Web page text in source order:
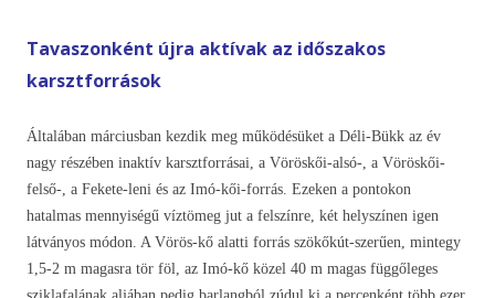
Tavaszonként újra aktívak az időszakos
karsztforrások
Általában márciusban kezdik meg működésüket a Déli-Bükk az év
nagy részében inaktív karsztforrásai, a Vöröskői-alsó-, a Vöröskői-
felső-, a Fekete-leni és az Imó-kői-forrás. Ezeken a pontokon
hatalmas mennyiségű víztömeg jut a felszínre, két helyszínen igen
látványos módon. A Vörös-kő alatti forrás szökőkút-szerűen, mintegy
1,5-2 m magasra tör föl, az Imó-kő közel 40 m magas függőleges